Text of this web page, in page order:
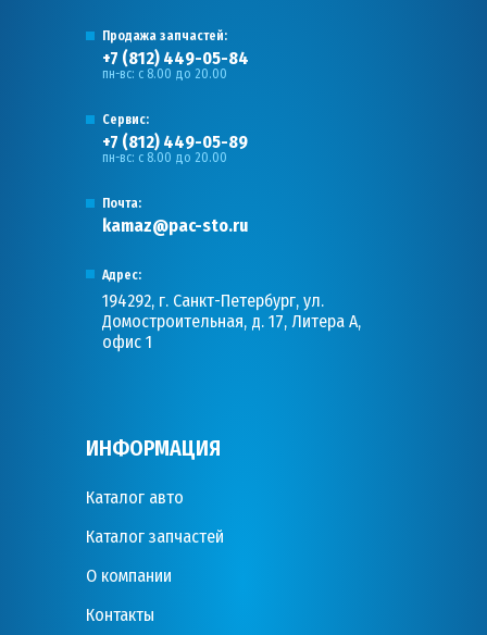
Продажа запчастей:
+7 (812) 449-05-84
пн-вс: с 8.00 до 20.00
Сервис:
+7 (812) 449-05-89
пн-вс: с 8.00 до 20.00
Почта:
kamaz@pac-sto.ru
Адрес:
194292, г. Санкт-Петербург, ул.
Домостроительная, д. 17, Литера А,
офис 1
ИНФОРМАЦИЯ
Каталог авто
Каталог запчастей
О компании
Контакты